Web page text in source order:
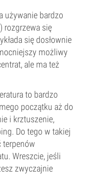
używanie bardzo
rozgrzewa się
się dosłownie
możliwy
ale ma też
to bardzo
początku aż do
i krztuszenie,
Do tego w takiej
terpenów
Wreszcie, jeśli
zwyczajnie